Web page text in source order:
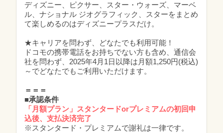
ディズニー、ピクサー、スター・ウォーズ、マーベ
ル、ナショナル ジオグラフィック、スターをまとめ
て楽しめるのはディズニープラスだけ。
★キャリアを問わず、どなたでも利用可能！
ドコモの携帯電話をお持ちでない方も含め、通信会
社を問わず、2025年4月1日以降は月額1,250円(税込)
～でどなたでもご利用いただけます。
＝＝＝
■承認条件
「月額プラン」スタンタードorプレミアムの初回申
込後、支払決済完了
※スタンタード・プレミアムで謝礼は一律です。